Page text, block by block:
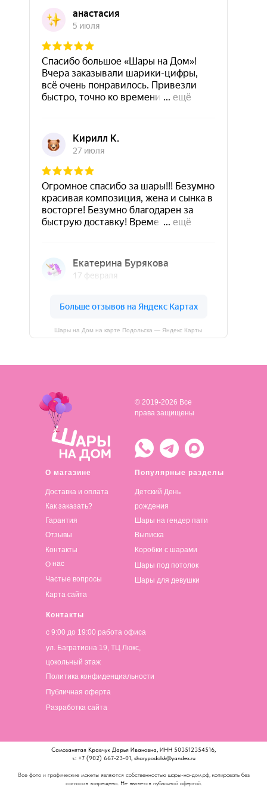
Шары на Дом на карте Подольска — Яндекс Карты
О магазине
Доставка и оплата
Популярные разделы
Детский День
рождения
Контакты
© 2019-2026 Все
права защищены
Как заказать?
Гарантия
Отзывы
Контакты
О нас
Частые вопросы
Карта сайта
Шары на гендер пати
Выписка
Коробки с шарами
Шары под потолок
Шары для девушки
с 9:00 до 19:00 работа офиса
ул. Багратиона 19, ТЦ Люкс,
цокольный этаж
Политика конфиденциальности
Публичная оферта
Разработка сайта
Самозанятая Кравчук Дарья Ивановна, ИНН 503512354516,
т.: +7 (902) 667-23-01, sharypodolsk@yandex.ru
Все фото и графические макеты являются собственностью шары-на-дом.рф, копировать без
согласия запрещено. Не является публичной офертой.